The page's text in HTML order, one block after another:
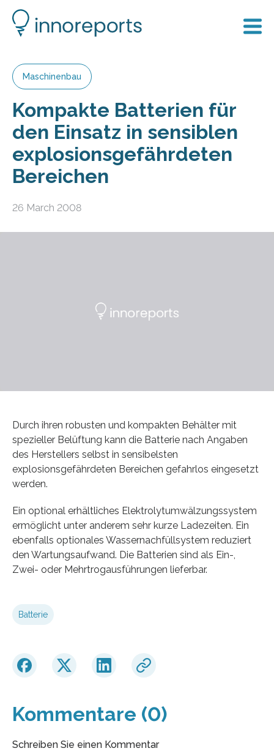
Maschinenbau
Kompakte Batterien für
den Einsatz in sensiblen
explosionsgefährdeten
Bereichen
26 March 2008
Durch ihren robusten und kompakten Behälter mit
spezieller Belüftung kann die Batterie nach Angaben
des Herstellers selbst in sensibelsten
explosionsgefährdeten Bereichen gefahrlos eingesetzt
werden.
Ein optional erhältliches Elektrolytumwälzungssystem
ermöglicht unter anderem sehr kurze Ladezeiten. Ein
ebenfalls optionales Wassernachfüllsystem reduziert
den Wartungsaufwand. Die Batterien sind als Ein-,
Zwei- oder Mehrtrogausführungen lieferbar.
Batterie
Kommentare (0)
Schreiben Sie einen Kommentar